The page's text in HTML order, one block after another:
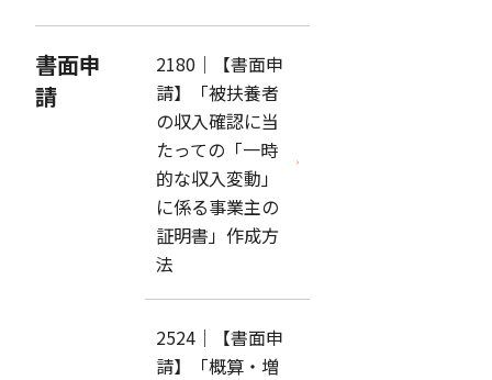
書面申
請
2180｜【書面申
請】「被扶養者
の収入確認に当
たっての「一時
的な収入変動」
に係る事業主の
証明書」作成方
法
2524｜【書面申
請】「概算・増